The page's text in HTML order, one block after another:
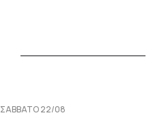
ΣΆΒΒΑΤΟ 22/08